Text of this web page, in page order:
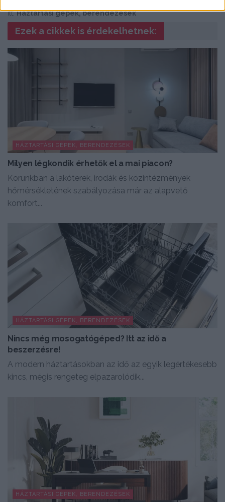
Itt: Háztartási gépek, berendezések
Ezek a cikkek is érdekelhetnek:
HÁZTARTÁSI GÉPEK, BERENDEZÉSEK
Milyen légkondik érhetők el a mai piacon?
Korunkban a lakóterek, irodák és közintézmények
hőmérsékletének szabályozása már az alapvető
komfort...
HÁZTARTÁSI GÉPEK, BERENDEZÉSEK
Nincs még mosogatógéped? Itt az idő a
beszerzésre!
A modern háztartásokban az idő az egyik legértékesebb
kincs, mégis rengeteg elpazarolódik...
HÁZTARTÁSI GÉPEK, BERENDEZÉSEK